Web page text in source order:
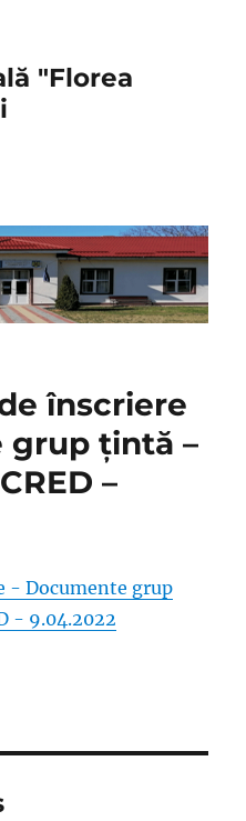
"Florea
înscriere
grup țintă –
–
- Documente grup
- 9.04.2022